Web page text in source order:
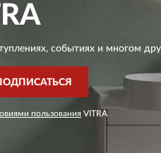
событиях и многом
пользования VITRA